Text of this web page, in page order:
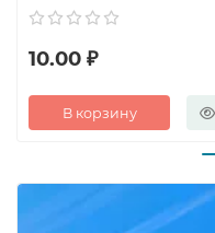
10.00 ₽
В корзину